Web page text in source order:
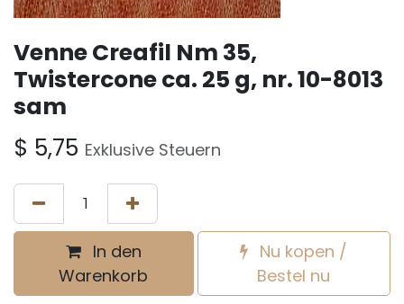
Venne Creafil Nm 35,
Twistercone ca. 25 g, nr. 10-8013
sam
$ 5,75 Exklusive Steuern
In den
Warenkorb
Nu kopen /
Bestel nu